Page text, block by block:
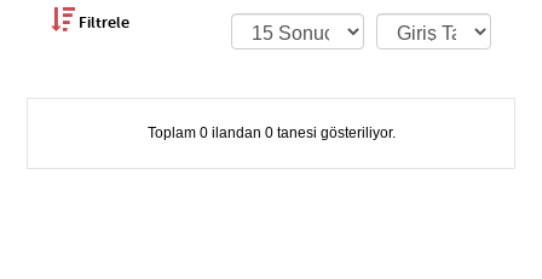
Filtrele
Toplam 0 ilandan 0 tanesi gösteriliyor.